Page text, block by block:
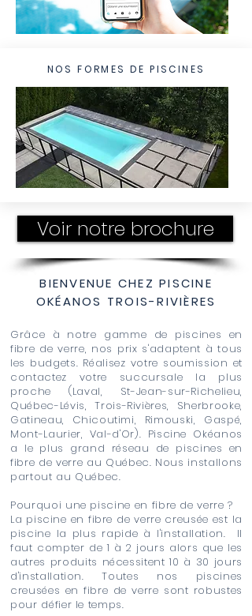
NOS FORMES DE PISCINES
Voir notre brochure
BIENVENUE CHEZ PISCINE
OKÉANOS TROIS-RIVIÈRES
Grâce à notre gamme de piscines en
fibre de verre, nos prix s'adaptent à tous
les budgets. Réalisez votre soumission et
contactez votre succursale la plus
proche (Laval, St-Jean-sur-Richelieu,
Québec-Lévis, Trois-Rivières, Sherbrooke,
Gatineau, Chicoutimi, Rimouski, Gaspé,
Mont-Laurier, Val-d'Or). Piscine Okéanos
a le plus grand réseau de piscines en
fibre de verre au Québec. Nous installons
partout au Québec.
Pourquoi une piscine en fibre de verre ?
La piscine en fibre de verre creusée est la
piscine la plus rapide à l'installation. Il
faut compter de 1 à 2 jours alors que les
autres produits nécessitent 10 à 30 jours
d'installation. Toutes nos piscines
creusées en fibre de verre sont robustes
pour défier le temps.